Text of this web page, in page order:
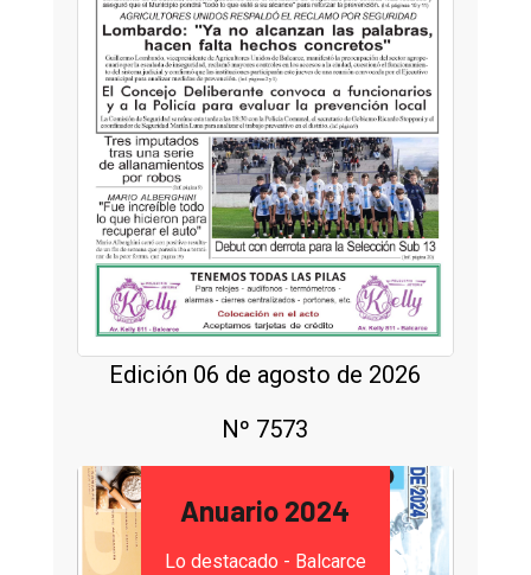
Edición 06 de agosto de 2026
Nº 7573
Anuario 2024
Lo destacado - Balcarce